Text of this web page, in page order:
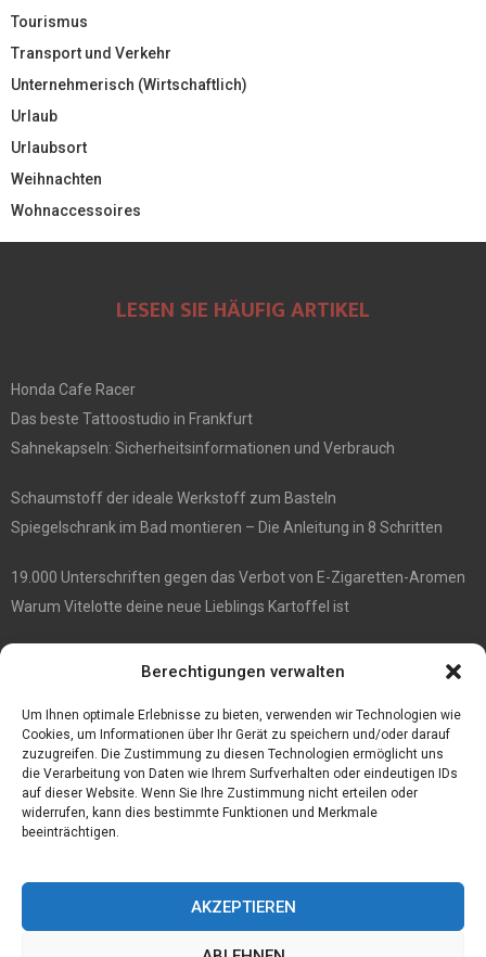
Berechtigungen verwalten
Um Ihnen optimale Erlebnisse zu bieten, verwenden wir Technologien wie
Cookies, um Informationen über Ihr Gerät zu speichern und/oder darauf
zuzugreifen. Die Zustimmung zu diesen Technologien ermöglicht uns
die Verarbeitung von Daten wie Ihrem Surfverhalten oder eindeutigen IDs
auf dieser Website. Wenn Sie Ihre Zustimmung nicht erteilen oder
widerrufen, kann dies bestimmte Funktionen und Merkmale
beeinträchtigen.
AKZEPTIEREN
Tourismus
Transport und Verkehr
Unternehmerisch (Wirtschaftlich)
Urlaub
Urlaubsort
Weihnachten
Wohnaccessoires
LESEN SIE HÄUFIG ARTIKEL
Honda Cafe Racer
Das beste Tattoostudio in Frankfurt
Sahnekapseln: Sicherheitsinformationen und Verbrauch
Schaumstoff der ideale Werkstoff zum Basteln
Spiegelschrank im Bad montieren – Die Anleitung in 8 Schritten
19.000 Unterschriften gegen das Verbot von E-Zigaretten-Aromen
Warum Vitelotte deine neue Lieblings Kartoffel ist
Anne et Valentin Brillen überraschender Stil und ultimativer
Tragekomfort